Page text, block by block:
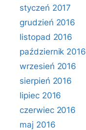
styczeń 2017
grudzień 2016
listopad 2016
październik 2016
wrzesień 2016
sierpień 2016
lipiec 2016
czerwiec 2016
maj 2016